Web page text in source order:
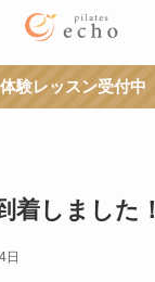
体験レッスン受付中
着しました！
日